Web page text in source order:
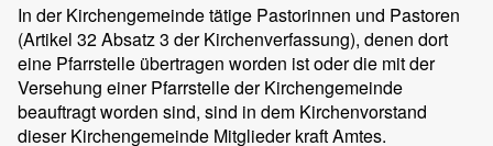
In der Kirchengemeinde tätige Pastorinnen und Pastoren
(Artikel 32 Absatz 3 der Kirchenverfassung), denen dort
eine Pfarrstelle übertragen worden ist oder die mit der
Versehung einer Pfarrstelle der Kirchengemeinde
beauftragt worden sind, sind in dem Kirchenvorstand
dieser Kirchengemeinde Mitglieder kraft Amtes.